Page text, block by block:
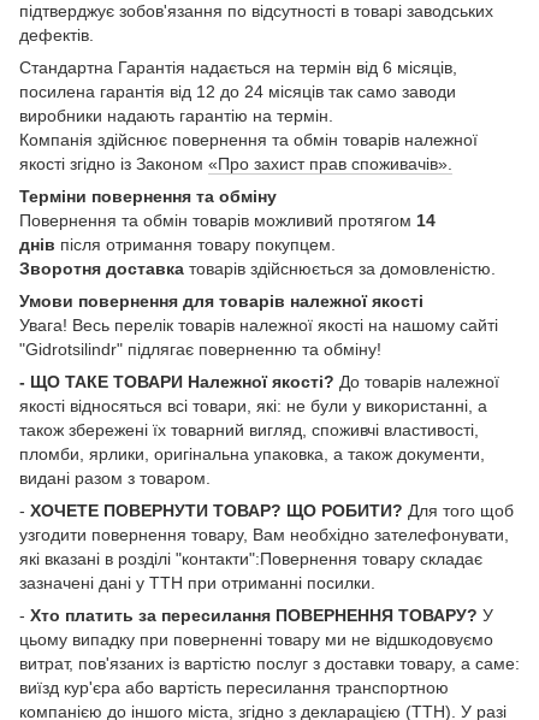
підтверджує зобов'язання по відсутності в товарі заводських
дефектів.
Стандартна Гарантія надається на термін від 6 місяців,
посилена гарантія від 12 до 24 місяців так само заводи
виробники надають гарантію на термін.
Компанія здійснює повернення та обмін товарів належної
якості згідно із Законом «Про захист прав споживачів».
Терміни повернення та обміну
Повернення та обмін товарів можливий протягом 14
днів після отримання товару покупцем.
Зворотня доставка товарів здійснюється за домовленістю.
Умови повернення для товарів належної якості
Увага! Весь перелік товарів належної якості на нашому сайті
"Gidrotsilindr" підлягає поверненню та обміну!
- ЩО ТАКЕ ТОВАРИ Належної якості? До товарів належної
якості відносяться всі товари, які: не були у використанні, а
також збережені їх товарний вигляд, споживчі властивості,
пломби, ярлики, оригінальна упаковка, а також документи,
видані разом з товаром.
- ХОЧЕТЕ ПОВЕРНУТИ ТОВАР? ЩО РОБИТИ? Для того щоб
узгодити повернення товару, Вам необхідно зателефонувати,
які вказані в розділі "контакти":Повернення товару складає
зазначені дані у ТТН при отриманні посилки.
- Хто платить за пересилання ПОВЕРНЕННЯ ТОВАРУ? У
цьому випадку при поверненні товару ми не відшкодовуємо
витрат, пов'язаних із вартістю послуг з доставки товару, а саме:
виїзд кур'єра або вартість пересилання транспортною
компанією до іншого міста, згідно з декларацією (ТТН). У разі